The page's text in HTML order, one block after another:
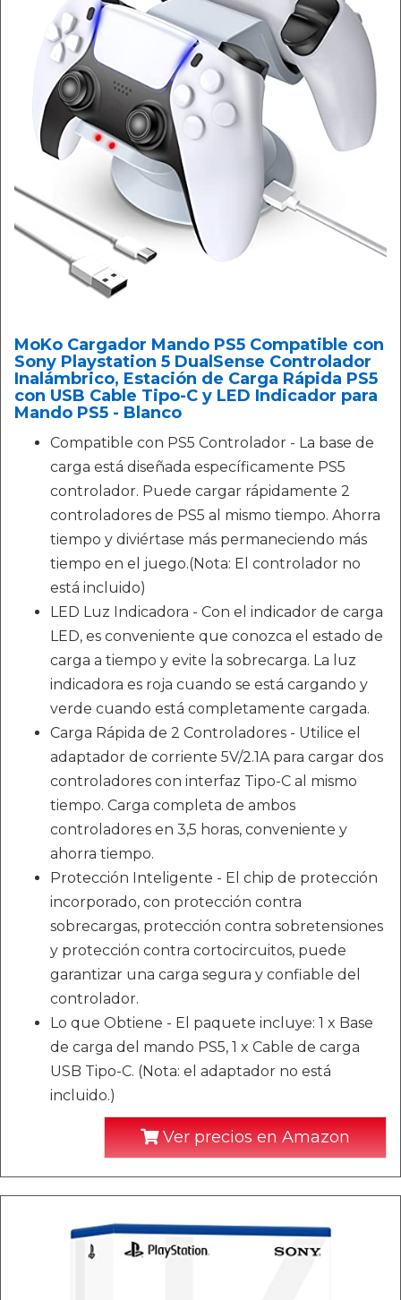
MoKo Cargador Mando PS5 Compatible con
Sony Playstation 5 DualSense Controlador
Inalámbrico, Estación de Carga Rápida PS5
con USB Cable Tipo-C y LED Indicador para
Mando PS5 - Blanco
Compatible con PS5 Controlador - La base de
carga está diseñada específicamente PS5
controlador. Puede cargar rápidamente 2
controladores de PS5 al mismo tiempo. Ahorra
tiempo y diviértase más permaneciendo más
tiempo en el juego.(Nota: El controlador no
está incluido)
LED Luz Indicadora - Con el indicador de carga
LED, es conveniente que conozca el estado de
carga a tiempo y evite la sobrecarga. La luz
indicadora es roja cuando se está cargando y
verde cuando está completamente cargada.
Carga Rápida de 2 Controladores - Utilice el
adaptador de corriente 5V/2.1A para cargar dos
controladores con interfaz Tipo-C al mismo
tiempo. Carga completa de ambos
controladores en 3,5 horas, conveniente y
ahorra tiempo.
Protección Inteligente - El chip de protección
incorporado, con protección contra
sobrecargas, protección contra sobretensiones
y protección contra cortocircuitos, puede
garantizar una carga segura y confiable del
controlador.
Lo que Obtiene - El paquete incluye: 1 x Base
de carga del mando PS5, 1 x Cable de carga
USB Tipo-C. (Nota: el adaptador no está
incluido.)
Ver precios en Amazon